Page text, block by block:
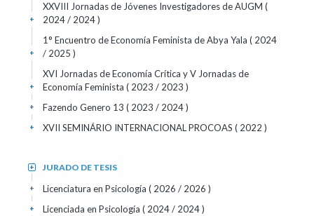
XXVIII Jornadas de Jóvenes Investigadores de AUGM (
2024 / 2024 )
+
1° Encuentro de Economía Feminista de Abya Yala ( 2024
/ 2025 )
+
XVI Jornadas de Economía Crítica y V Jornadas de
Economía Feminista ( 2023 / 2023 )
+
Fazendo Genero 13 ( 2023 / 2024 )
+
XVII SEMINÁRIO INTERNACIONAL PROCOAS ( 2022 )
+
JURADO DE TESIS
+
Licenciatura en Psicología ( 2026 / 2026 )
+
Licenciada en Psicología ( 2024 / 2024 )
+